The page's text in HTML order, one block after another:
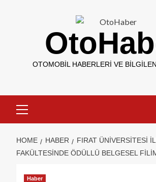
OTOMOBIL HABERLERI VE
HOME HABER
FIRAT ÜNIVERSITESI
FAKÜLTESINDE ÖDÜLLÜ BELGESEL
Haber